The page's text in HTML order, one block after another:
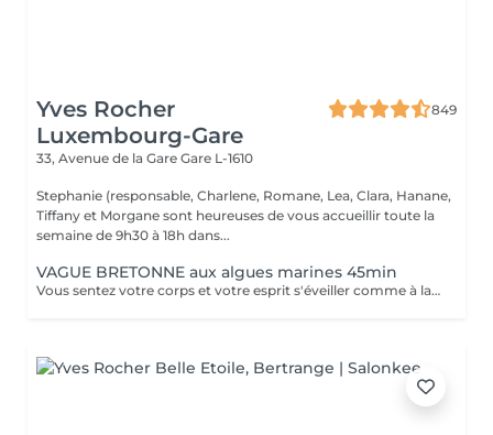
Yves Rocher
Luxembourg-Gare
849
33, Avenue de la Gare Gare L-1610
Stephanie (responsable, Charlene, Romane, Lea, Clara, Hanane,
Tiffany et Morgane sont heureuses de vous accueillir toute la
semaine de 9h30 à 18h dans...
VAGUE BRETONNE aux algues marines 45min
Vous sentez votre corps et votre esprit s'éveiller comme à la suite d'un bain dans l'OCEAN. Vous vous sentez légère et revitalisée. Vos jambes retrouvent leur tonicité et leur confort.